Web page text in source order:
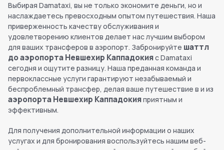
Выбирая Damataxi, вы не только экономите деньги, но и
наслаждаетесь превосходным опытом путешествия. Наша
приверженность качеству обслуживания и
удовлетворению клиентов делает нас лучшим выбором
для ваших трансферов в аэропорт. Забронируйте шаттл
до аэропорта Невшехир Каппадокияс Damataxi
сегодня и ощутите разницу. Наша преданная команда и
первоклассные услуги гарантируют незабываемый и
беспроблемный трансфер, делая ваше путешествие в и из
аэропорта Невшехир Каппадокияприятным и
эффективным.
Для получения дополнительной информации о наших
услугах и для бронирования воспользуйтесь нашим веб-